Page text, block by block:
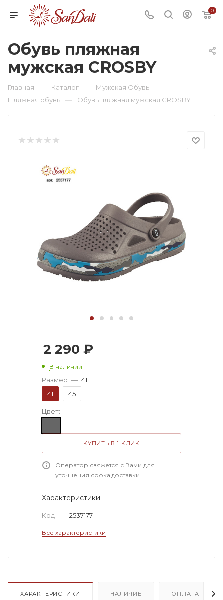
0
Обувь пляжная
мужская CROSBY
Главная — Каталог — Мужская Обувь —
Пляжная обувь — Обувь пляжная мужская CROSBY
2 290 ₽
В наличии
Размер — 41
41
45
Цвет:
КУПИТЬ В 1 КЛИК
Оператор свяжется с Вами для
уточнения срока доставки.
Характеристики
Код — 2537177
Все характеристики
ХАРАКТЕРИСТИКИ НАЛИЧИЕ ОПЛАТА